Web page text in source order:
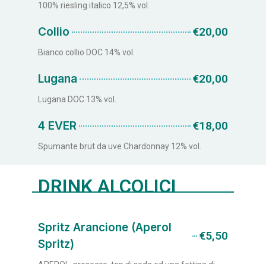
100% riesling italico 12,5% vol.
Collio €20,00
Bianco collio DOC 14% vol.
Lugana €20,00
Lugana DOC 13% vol.
4 EVER €18,00
Spumante brut da uve Chardonnay 12% vol.
DRINK ALCOLICI
Spritz Arancione (Aperol
Spritz)
€5,50